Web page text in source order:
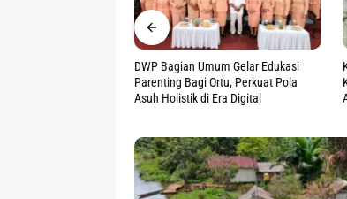
Kapolda Papua Tengah Bantu
Keluarga Almarhum Jerren Wamang,
Ajak Warga Jaga Perdamaian